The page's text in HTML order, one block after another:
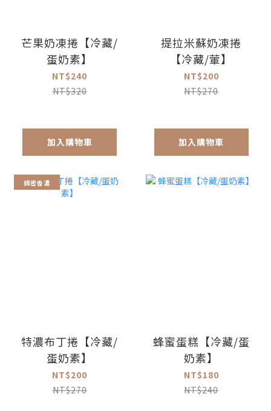
芒果奶凍捲【冷藏/
蛋奶素】
NT$240
NT$320
加入購物車
提拉米蘇奶凍捲
【冷藏/葷】
NT$200
NT$270
加入購物車
綿密香濃
特濃布丁捲【冷藏/
蛋奶素】
NT$200
NT$270
蜂蜜蛋糕【冷藏/蛋
奶素】
NT$180
NT$240